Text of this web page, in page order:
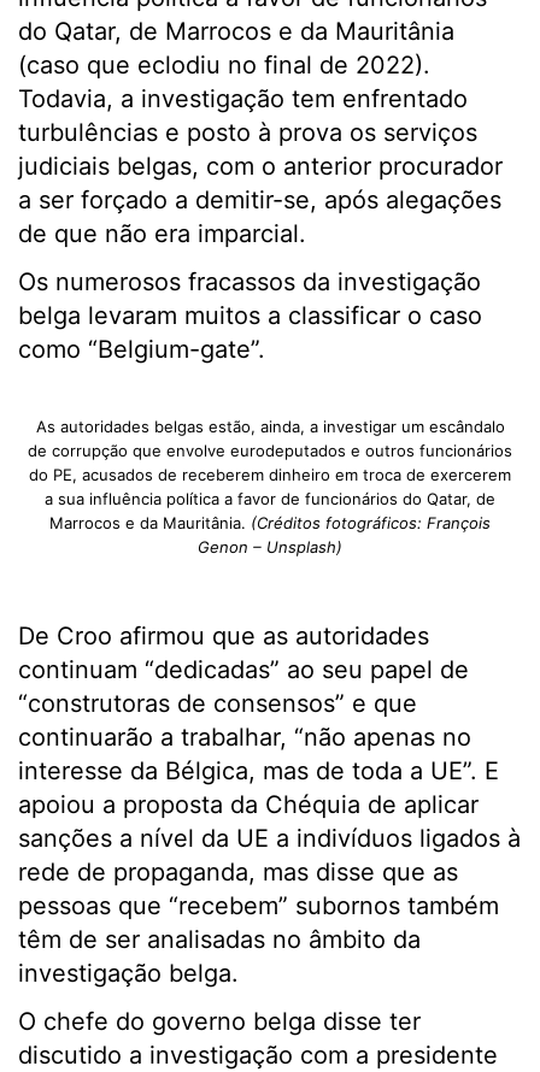
do Qatar, de Marrocos e da Mauritânia
(caso que eclodiu no final de 2022).
Todavia, a investigação tem enfrentado
turbulências e posto à prova os serviços
judiciais belgas, com o anterior procurador
a ser forçado a demitir-se, após alegações
de que não era imparcial.
Os numerosos fracassos da investigação
belga levaram muitos a classificar o caso
como “Belgium-gate”.
As autoridades belgas estão, ainda, a investigar um escândalo
de corrupção que envolve eurodeputados e outros funcionários
do PE, acusados de receberem dinheiro em troca de exercerem
a sua influência política a favor de funcionários do Qatar, de
Marrocos e da Mauritânia. (Créditos fotográficos: François
Genon – Unsplash)
De Croo afirmou que as autoridades
continuam “dedicadas” ao seu papel de
“construtoras de consensos” e que
continuarão a trabalhar, “não apenas no
interesse da Bélgica, mas de toda a UE”. E
apoiou a proposta da Chéquia de aplicar
sanções a nível da UE a indivíduos ligados à
rede de propaganda, mas disse que as
pessoas que “recebem” subornos também
têm de ser analisadas no âmbito da
investigação belga.
O chefe do governo belga disse ter
discutido a investigação com a presidente